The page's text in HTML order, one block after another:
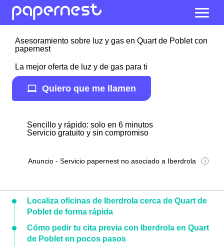
Asesoramiento sobre luz y gas en Quart de Poblet con
papernest
La mejor oferta de luz y de gas para ti
Quiero que me llamen
Sencillo y rápido: solo en 6 minutos
Servicio gratuito y sin compromiso
Anuncio - Servicio papernest no asociado a Iberdrola
Localiza oficinas de Iberdrola cerca de Quart de
Poblet de forma rápida
Cómo pedir tu cita previa con Iberdrola en Quart
de Poblet en pocos pasos